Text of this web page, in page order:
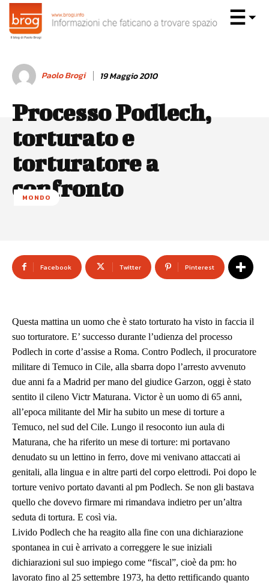
Paolo Brogi 19 Maggio 2010
Processo Podlech,
torturato e
torturatore a
confronto
MONDO
Facebook Twitter Pinterest
Questa mattina un uomo che è stato torturato ha visto in faccia il
suo torturatore. E’ successo durante l’udienza del processo
Podlech in corte d’assise a Roma. Contro Podlech, il procuratore
militare di Temuco in Cile, alla sbarra dopo l’arresto avvenuto
due anni fa a Madrid per mano del giudice Garzon, oggi è stato
sentito il cileno Victr Maturana. Victor è un uomo di 65 anni,
all’epoca militante del Mir ha subito un mese di torture a
Temuco, nel sud del Cile. Lungo il resoconto iun aula di
Maturana, che ha riferito un mese di torture: mi portavano
denudato su un lettino in ferro, dove mi venivano attaccati ai
genitali, alla lingua e in altre parti del corpo elettrodi. Poi dopo le
torture venivo portato davanti al pm Podlech. Se non gli bastava
quello che dovevo firmare mi rimandava indietro per un’altra
seduta di tortura. E così via.
Livido Podlech che ha reagito alla fine con una dichiarazione
spontanea in cui è arrivato a correggere le sue iniziali
dichiarazioni sul suo impiego come “fiscal”, cioè da pm: ho
lavorato fino al 25 settembre 1973, ha detto rettificando quanto